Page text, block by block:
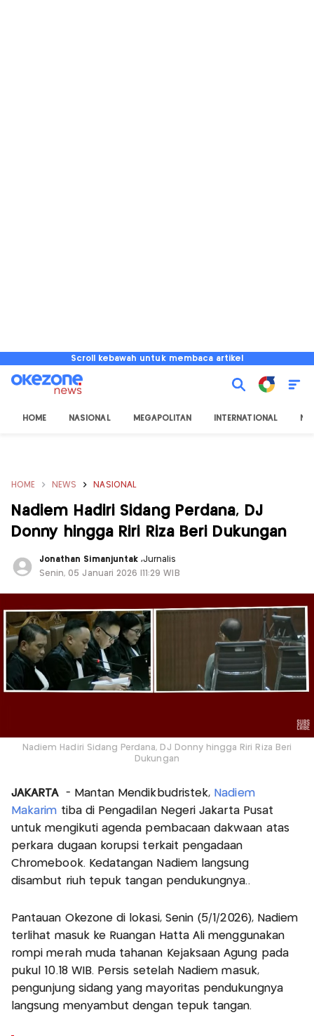
Scroll kebawah untuk membaca artikel
HOME NASIONAL MEGAPOLITAN INTERNATIONAL
HOME NEWS NASIONAL
Nadiem Hadiri Sidang Perdana, DJ
Donny hingga Riri Riza Beri Dukungan
Jonathan Simanjuntak,Jurnalis
Senin, 05 Januari 2026 |11:29 WIB
Nadiem Hadiri Sidang Perdana, DJ Donny hingga Riri Riza Beri
Dukungan
JAKARTA - Mantan Mendikbudristek, Nadiem
Makarim tiba di Pengadilan Negeri Jakarta Pusat
untuk mengikuti agenda pembacaan dakwaan atas
perkara dugaan korupsi terkait pengadaan
Chromebook. Kedatangan Nadiem langsung
disambut riuh tepuk tangan pendukungnya..
Pantauan Okezone di lokasi, Senin (5/1/2026), Nadiem
terlihat masuk ke Ruangan Hatta Ali menggunakan
rompi merah muda tahanan Kejaksaan Agung pada
pukul 10.18 WIB. Persis setelah Nadiem masuk,
pengunjung sidang yang mayoritas pendukungnya
langsung menyambut dengan tepuk tangan.